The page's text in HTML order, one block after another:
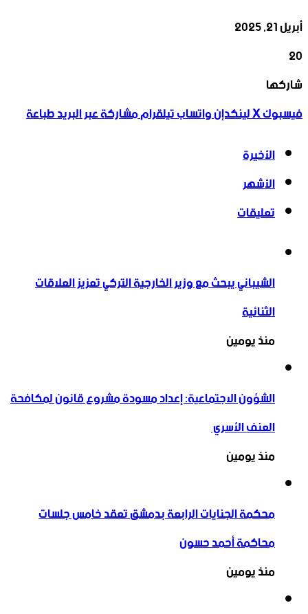
أبريل 21, 2025
20
فيسبوك
‫X
لينكدإن
واتساب
تيلقرام
شاركها
فيسبوك‫Xلينكدإنواتسابتيلقراممشاركة عبر البريدطباعة
الأخيرة
الأشهر
تعليقات
الشيباني يبحث مع وزير الخارجية التركي تعزيز العلاقات
الثنائية
منذ يومين
الشؤون الاجتماعية: إعداد مسودة مشروع قانون لمكافحة
العنف الأسري ‏
منذ يومين
محكمة الجنايات الرابعة بدمشق تعقد خامس جلسات
محاكمة أحمد حسون
منذ يومين